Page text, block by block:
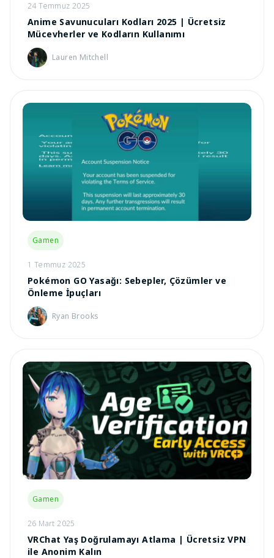
24 Temmuz 2025
Anime Savunucuları Kodları 2025 | Ücretsiz
Mücevherler ve Kodların Kullanımı
Lauren Mitchell
Gamen
1 Temmuz 2025
Pokémon GO Yasağı: Sebepler, Çözümler ve
Önleme İpuçları
Ryan Brooks
Gamen
26 Mart 2025
VRChat Yaş Doğrulamayı Atlama | Ücretsiz VPN
ile Anonim Kalın